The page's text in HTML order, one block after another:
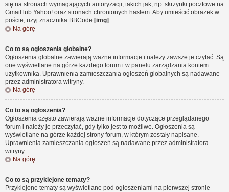
się na stronach wymagających autoryzacji, takich jak, np. skrzynki pocztowe na
Gmail lub Yahoo! oraz stronach chronionych hasłem. Aby umieścić obrazek w
poście, użyj znacznika BBCode [img] .
Na górę
Co to są ogłoszenia globalne?
Ogłoszenia globalne zawierają ważne informacje i należy zawsze je czytać. Są
one wyświetlane na górze każdego forum i w panelu zarządzania kontem
użytkownika. Uprawnienia zamieszczania ogłoszeń globalnych są nadawane
przez administratora witryny.
Na górę
Co to są ogłoszenia?
Ogłoszenia często zawierają ważne informacje dotyczące przeglądanego
forum i należy je przeczytać, gdy tylko jest to możliwe. Ogłoszenia są
wyświetlane na górze każdej strony forum, w którym zostały napisane.
Uprawnienia zamieszczania ogłoszeń są nadawane przez administratora
witryny.
Na górę
Co to są przyklejone tematy?
Przyklejone tematy są wyświetlane pod ogłoszeniami na pierwszej stronie